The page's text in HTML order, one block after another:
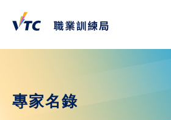
專家名錄